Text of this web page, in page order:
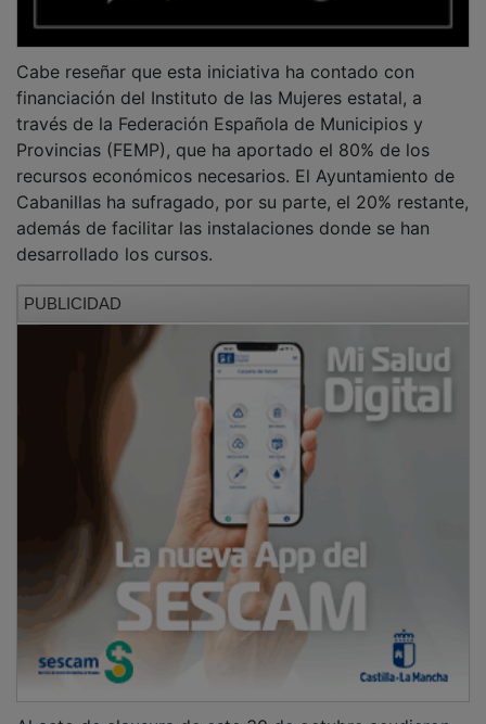
financiación del Instituto de las Mujeres estatal, a
través de la Federación Española de Municipios y
Provincias (FEMP), que ha aportado el 80% de los
recursos económicos necesarios. El Ayuntamiento de
Cabanillas ha sufragado, por su parte, el 20% restante,
además de facilitar las instalaciones donde se han
desarrollado los cursos.